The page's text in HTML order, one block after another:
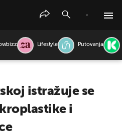
Lifestyle Putovanja
istražuje se
i